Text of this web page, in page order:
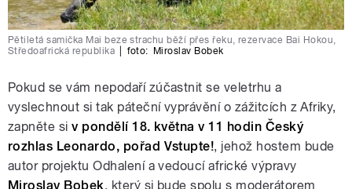
Pětiletá samička Mai beze strachu běží přes řeku, rezervace Bai Hokou,
Středoafrická republika
foto: Miroslav Bobek
Pokud se vám nepodaří zúčastnit se veletrhu a
vyslechnout si tak páteční vyprávění o zážitcích z Afriky,
zapněte siv pondělí 18. května v 11 hodin Český
rozhlas Leonardo, pořad Vstupte!, jehož hostem bude
autor projektu Odhalení a vedoucí africké výpravy
Miroslav Bobek, který si bude spolu s moderátorem